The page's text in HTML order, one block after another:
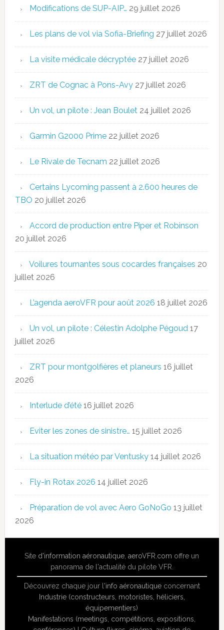
Modifications de SUP-AIP… 29 juillet 2026
Les plans de vol via Sofia-Briefing 27 juillet 2026
La visite médicale décryptée 27 juillet 2026
ZRT de Cognac à Pons-Avy 27 juillet 2026
Un vol, un pilote : Jean Boulet 24 juillet 2026
Garmin G2000 Prime 22 juillet 2026
Le Rivale de Tecnam 22 juillet 2026
Certains Lycoming passent à 2.600 heures de
TBO 20 juillet 2026
Accord de production entre Piper et Robinson
20 juillet 2026
Voilures tournantes sous cocardes françaises 20
juillet 2026
L’agenda aeroVFR pour août 2026 18 juillet 2026
Un vol, un pilote : Célestin Adolphe Pégoud 17
juillet 2026
ZRT pour montgolfières et planeurs 16 juillet
2026
Interlude d’été 16 juillet 2026
Eviter les zones de sinistre… 15 juillet 2026
La situation météo par Ventusky 14 juillet 2026
Fly-in Rotax 2026 14 juillet 2026
Préparation de vol avec Aero GoNoGo 13 juillet
2026
Site d'information aéronautique ,aeroVFR.com offre un
panorama de l'actualité du pilote VFR.
Découvrez chaque jour l'info aéronautiqueconcernant
Industrie (constructeurs, motoristes, héliciers,
équipementiers)
Manifestations (meetings, compétitions, expositions,